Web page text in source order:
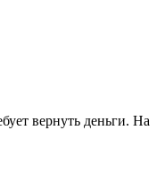
вернуть деньги. На